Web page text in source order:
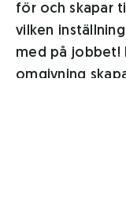
för och skapar
vilken
med på jobbet!
omgivning